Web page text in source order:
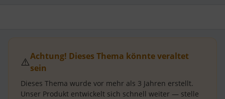
⚠️Achtung! Dieses Thema könnte veraltet
sein
Dieses Thema wurde vor mehr als 3 Jahren erstellt.
Unser Produkt entwickelt sich schnell weiter — stelle